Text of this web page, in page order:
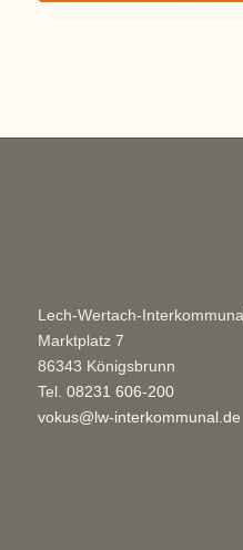
Lech-Wertach-
Marktplatz 7
86343 Königsbrunn
Tel. 08231 606-200
vokus@lw-interkommunal.de